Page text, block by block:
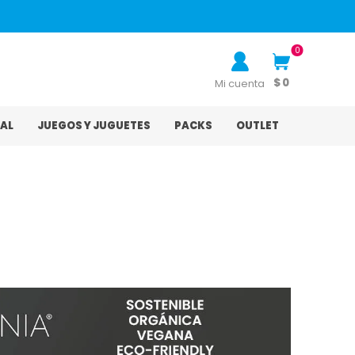
Mi cuenta
0
$ 0
JUEGOS Y JUGUETES PACKS OUTLET